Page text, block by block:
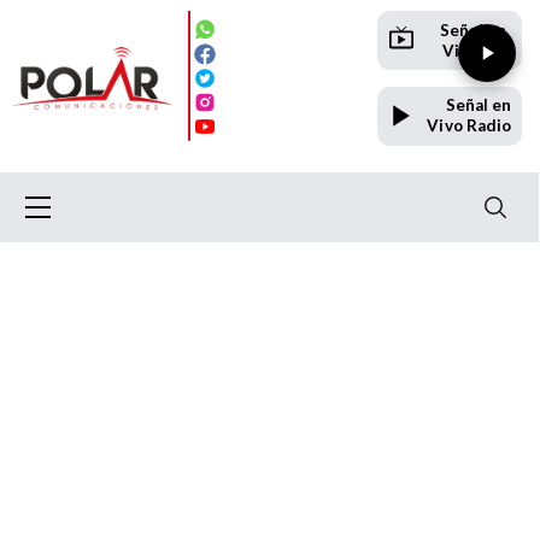
Señal en
Vivo TV
Señal en
Vivo Radio